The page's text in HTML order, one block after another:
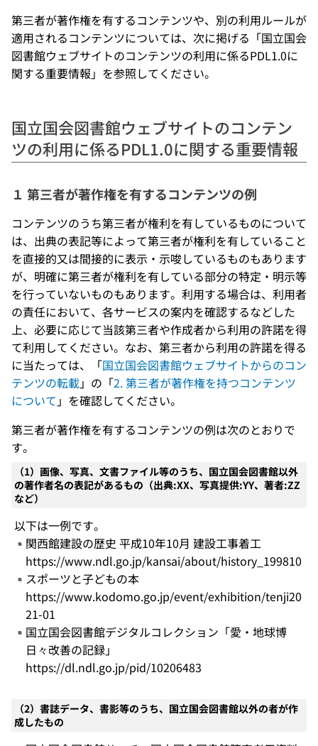
第三者が著作権を有するコンテンツや、別の利用ルールが
適用されるコンテンツについては、次に掲げる「国立国会
図書館ウェブサイトのコンテンツの利用に係るPDL1.0に
関する重要情報」を参照してください。
国立国会図書館ウェブサイトのコンテン
ツの利用に係るPDL1.0に関する重要情報
１ 第三者が著作権を有するコンテンツの例
コンテンツのうち第三者が権利を有しているものについて
は、出典の表記等によって第三者が権利を有していること
を直接的又は間接的に表示・示唆しているものもあります
が、明確に第三者が権利を有している部分の特定・明示等
を行っていないものもあります。利用する場合は、利用者
の責任において、各サービスの案内を確認するなどした
上、必要に応じて当該第三者や作成者から利用の許諾を得
て利用してください。なお、第三者から利用の許諾を得る
に当たっては、「国立国会図書館ウェブサイトからのコン
テンツの転載」の「2. 第三者が著作権を持つコンテンツ
について 」を確認してください。
第三者が著作権を有するコンテンツの例は次のとおりで
す。
（1）画像、写真、文書ファイル等のうち、国立国会図書館以外
の著作者名の表記があるもの（出典:XX、写真提供:YY、著者:ZZ
など）
以下は一例です。
関西館建設の歴史 平成10年10月 建設工事着工
https://www.ndl.go.jp/kansai/about/history_199810
スポーツと子どもの本
https://www.kodomo.go.jp/event/exhibition/tenji20
21-01
国立国会図書館デジタルコレクション「愛・地球博
日々改善の記録」
https://dl.ndl.go.jp/pid/10206483
（2）書誌データ、書影等のうち、国立国会図書館以外の者が作
成したもの